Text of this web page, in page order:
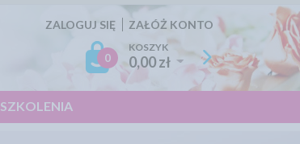
ZALOGUJ SIĘ ZAŁÓŻ KONTO
0
KOSZYK
0,00 zł
SZKOLENIA